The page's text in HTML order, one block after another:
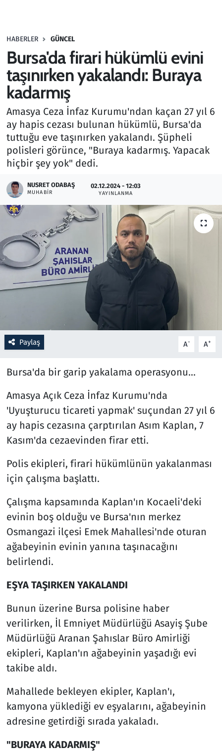
HABERLER GÜNCEL
Bursa'da firari hükümlü evini
taşınırken yakalandı: Buraya
kadarmış
Amasya Ceza İnfaz Kurumu'ndan kaçan 27 yıl 6
ay hapis cezası bulunan hükümlü, Bursa'da
tuttuğu eve taşınırken yakalandı. Şüpheli
polisleri görünce, "Buraya kadarmış. Yapacak
hiçbir şey yok" dedi.
NUSRET ODABAŞ
MUHABIR
02.12.2024 - 12:03
YAYINLANMA
Paylaş A- A+
Bursa'da bir garip yakalama operasyonu...
Amasya Açık Ceza İnfaz Kurumu'nda
'Uyuşturucu ticareti yapmak' suçundan 27 yıl 6
ay hapis cezasına çarptırılan Asım Kaplan, 7
Kasım'da cezaevinden firar etti.
Polis ekipleri, firari hükümlünün yakalanması
için çalışma başlattı.
Çalışma kapsamında Kaplan'ın Kocaeli'deki
evinin boş olduğu ve Bursa'nın merkez
Osmangazi ilçesi Emek Mahallesi'nde oturan
ağabeyinin evinin yanına taşınacağını
belirlendi.
EŞYA TAŞIRKEN YAKALANDI
Bunun üzerine Bursa polisine haber
verilirken, İl Emniyet Müdürlüğü Asayiş Şube
Müdürlüğü Aranan Şahıslar Büro Amirliği
ekipleri, Kaplan'ın ağabeyinin yaşadığı evi
takibe aldı.
Mahallede bekleyen ekipler, Kaplan'ı,
kamyona yüklediği ev eşyalarını, ağabeyinin
adresine getirdiği sırada yakaladı.
"BURAYA KADARMIŞ"
Haber
Kültür Sanat
Kurumsal Haberler
Lezzet Durağı
Memur ve Kamu
Otomobil
Oyun
Ramazan
Resmi İlanlar
Rüya Tabirleri
Savunma Sanayi
Seçim 2023
Spor
Teknoloji ve Bilim
Televizyon